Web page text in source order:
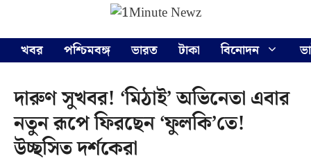
content
খবর
পশ্চিমবঙ্গ ভারত টাকা বিনোদন
দারুণ সুখবর! ‘মিঠাই’ অভিনেতা এবার
নতুন রূপে ফিরছেন ‘ফুলকি’তে!
উচ্ছসিত দর্শকেরা